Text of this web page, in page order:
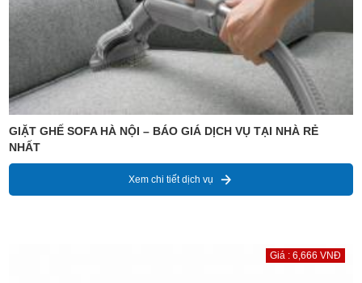
GIẶT GHẾ SOFA HÀ NỘI – BÁO GIÁ DỊCH VỤ TẠI NHÀ RẺ
NHẤT
Xem chi tiết dịch vụ
Giá : 6,666 VNĐ